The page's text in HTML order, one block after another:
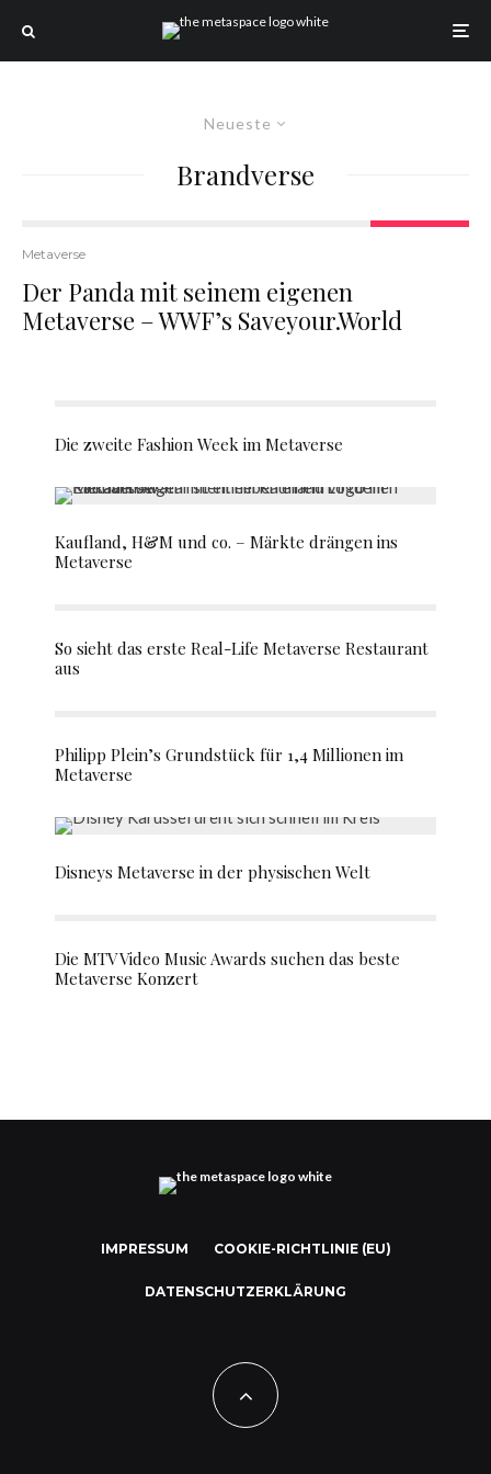
Neueste
Brandverse
Metaverse
Der Panda mit seinem eigenen
Metaverse – WWF’s Saveyour.World
Die zweite Fashion Week im Metaverse
Kaufland, H&M und co. – Märkte drängen ins
Metaverse
So sieht das erste Real-Life Metaverse Restaurant
aus
Philipp Plein’s Grundstück für 1,4 Millionen im
Metaverse
Disneys Metaverse in der physischen Welt
Die MTV Video Music Awards suchen das beste
Metaverse Konzert
IMPRESSUM COOKIE-RICHTLINIE (EU)
DATENSCHUTZERKLÄRUNG